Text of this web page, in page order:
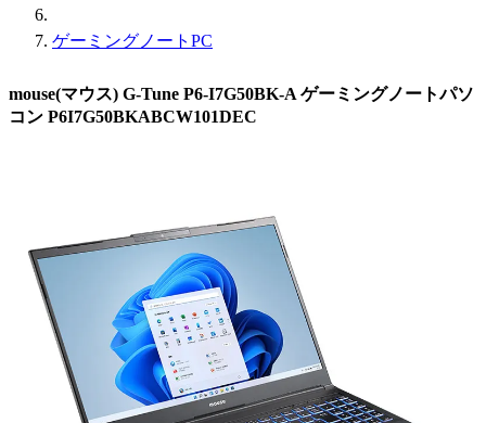
ゲーミングノートPC
mouse(マウス) G-Tune P6-I7G50BK-A ゲーミングノートパソ
コン P6I7G50BKABCW101DEC